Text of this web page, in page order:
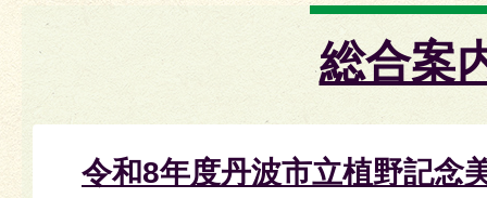
総合案
令和8年度丹波市立植野記念